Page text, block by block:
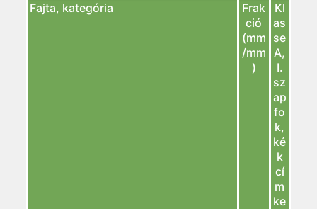
Fajta, kategória
Frak
ció
(mm
/mm
)
Kl
as
se
A,
I.
sz
ap
fo
k,
ké
k
cí
m
ke